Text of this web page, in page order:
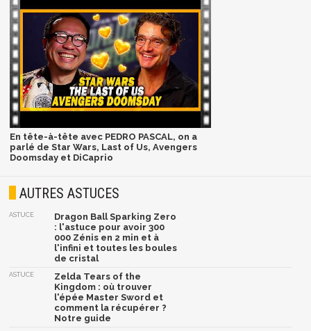
En tête-à-tête avec PEDRO PASCAL, on a
parlé de Star Wars, Last of Us, Avengers
Doomsday et DiCaprio
AUTRES ASTUCES
ASTUCE
Dragon Ball Sparking Zero
: l'astuce pour avoir 300
000 Zénis en 2 min et à
l'infini et toutes les boules
de cristal
ASTUCE
Zelda Tears of the
Kingdom : où trouver
l'épée Master Sword et
comment la récupérer ?
Notre guide